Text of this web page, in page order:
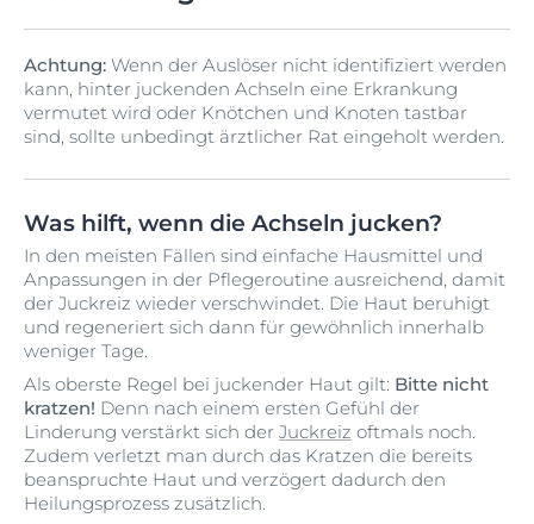
auftreten.
warten. Eine gängige Begleiterscheinung sind zudem
dringen nicht durch die Haut nach außen, sondern
wachsen unter der Haut weiter. Juckende,
pickelähnliche Erhebungen sind oft die Folge.
hervorgerufen werden. Insbesondere empfindliche
Haut wird oftmals durchSchwitzenzusätzlich gereizt.
Darüber hinaus kann auch ein sogenannter
Hitzeausschlag auftreten, der aus kleinen, juckenden
Pusteln besteht. Diese Hitzepickelentstehen, wenn
Schweißdrüsengänge verstopfen und Schweiß nicht
mehr ungehindert an die Hautoberfläche gelangen
tritt er meist an Körperstellen auf, an denen sich viele
Schweißdrüsen befinden und sich Hitze und Schweiß
durch Körperwärme stauen, wie zum Beispiel unter
den Acheln, in den Kniekehlen oder den Leisten.
können auch Begleiterscheinungen einer Erkrankung
sein. So zeichnet sich beispielsweise
Neurodermitis durch schuppige und oftmals stark
juckende Hautstellen aus. Auch verschiedene
Candida-Hefepilz, können sich mit juckenden
Symptomen bemerkbar machen.
Achtung: Wenn der Auslöser nicht identifiziert werden
kann, hinter juckenden Achseln eine Erkrankung
vermutet wird oder Knötchen und Knoten tastbar
sind, sollte unbedingt ärztlicher Rat eingeholt werden.
Was hilft, wenn die Achseln jucken?
In den meisten Fällen sind einfache Hausmittel und
Anpassungen in der Pflegeroutine ausreichend, damit
der Juckreiz wieder verschwindet. Die Haut beruhigt
und regeneriert sich dann für gewöhnlich innerhalb
weniger Tage.
Als oberste Regel bei juckender Haut gilt: Bitte nicht
kratzen! Denn nach einem ersten Gefühl der
Linderung verstärkt sich der Juckreiz oftmals noch.
Zudem verletzt man durch das Kratzen die bereits
beanspruchte Haut und verzögert dadurch den
Heilungsprozess zusätzlich.